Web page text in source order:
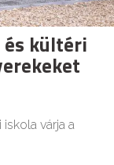
kültéri
várja a